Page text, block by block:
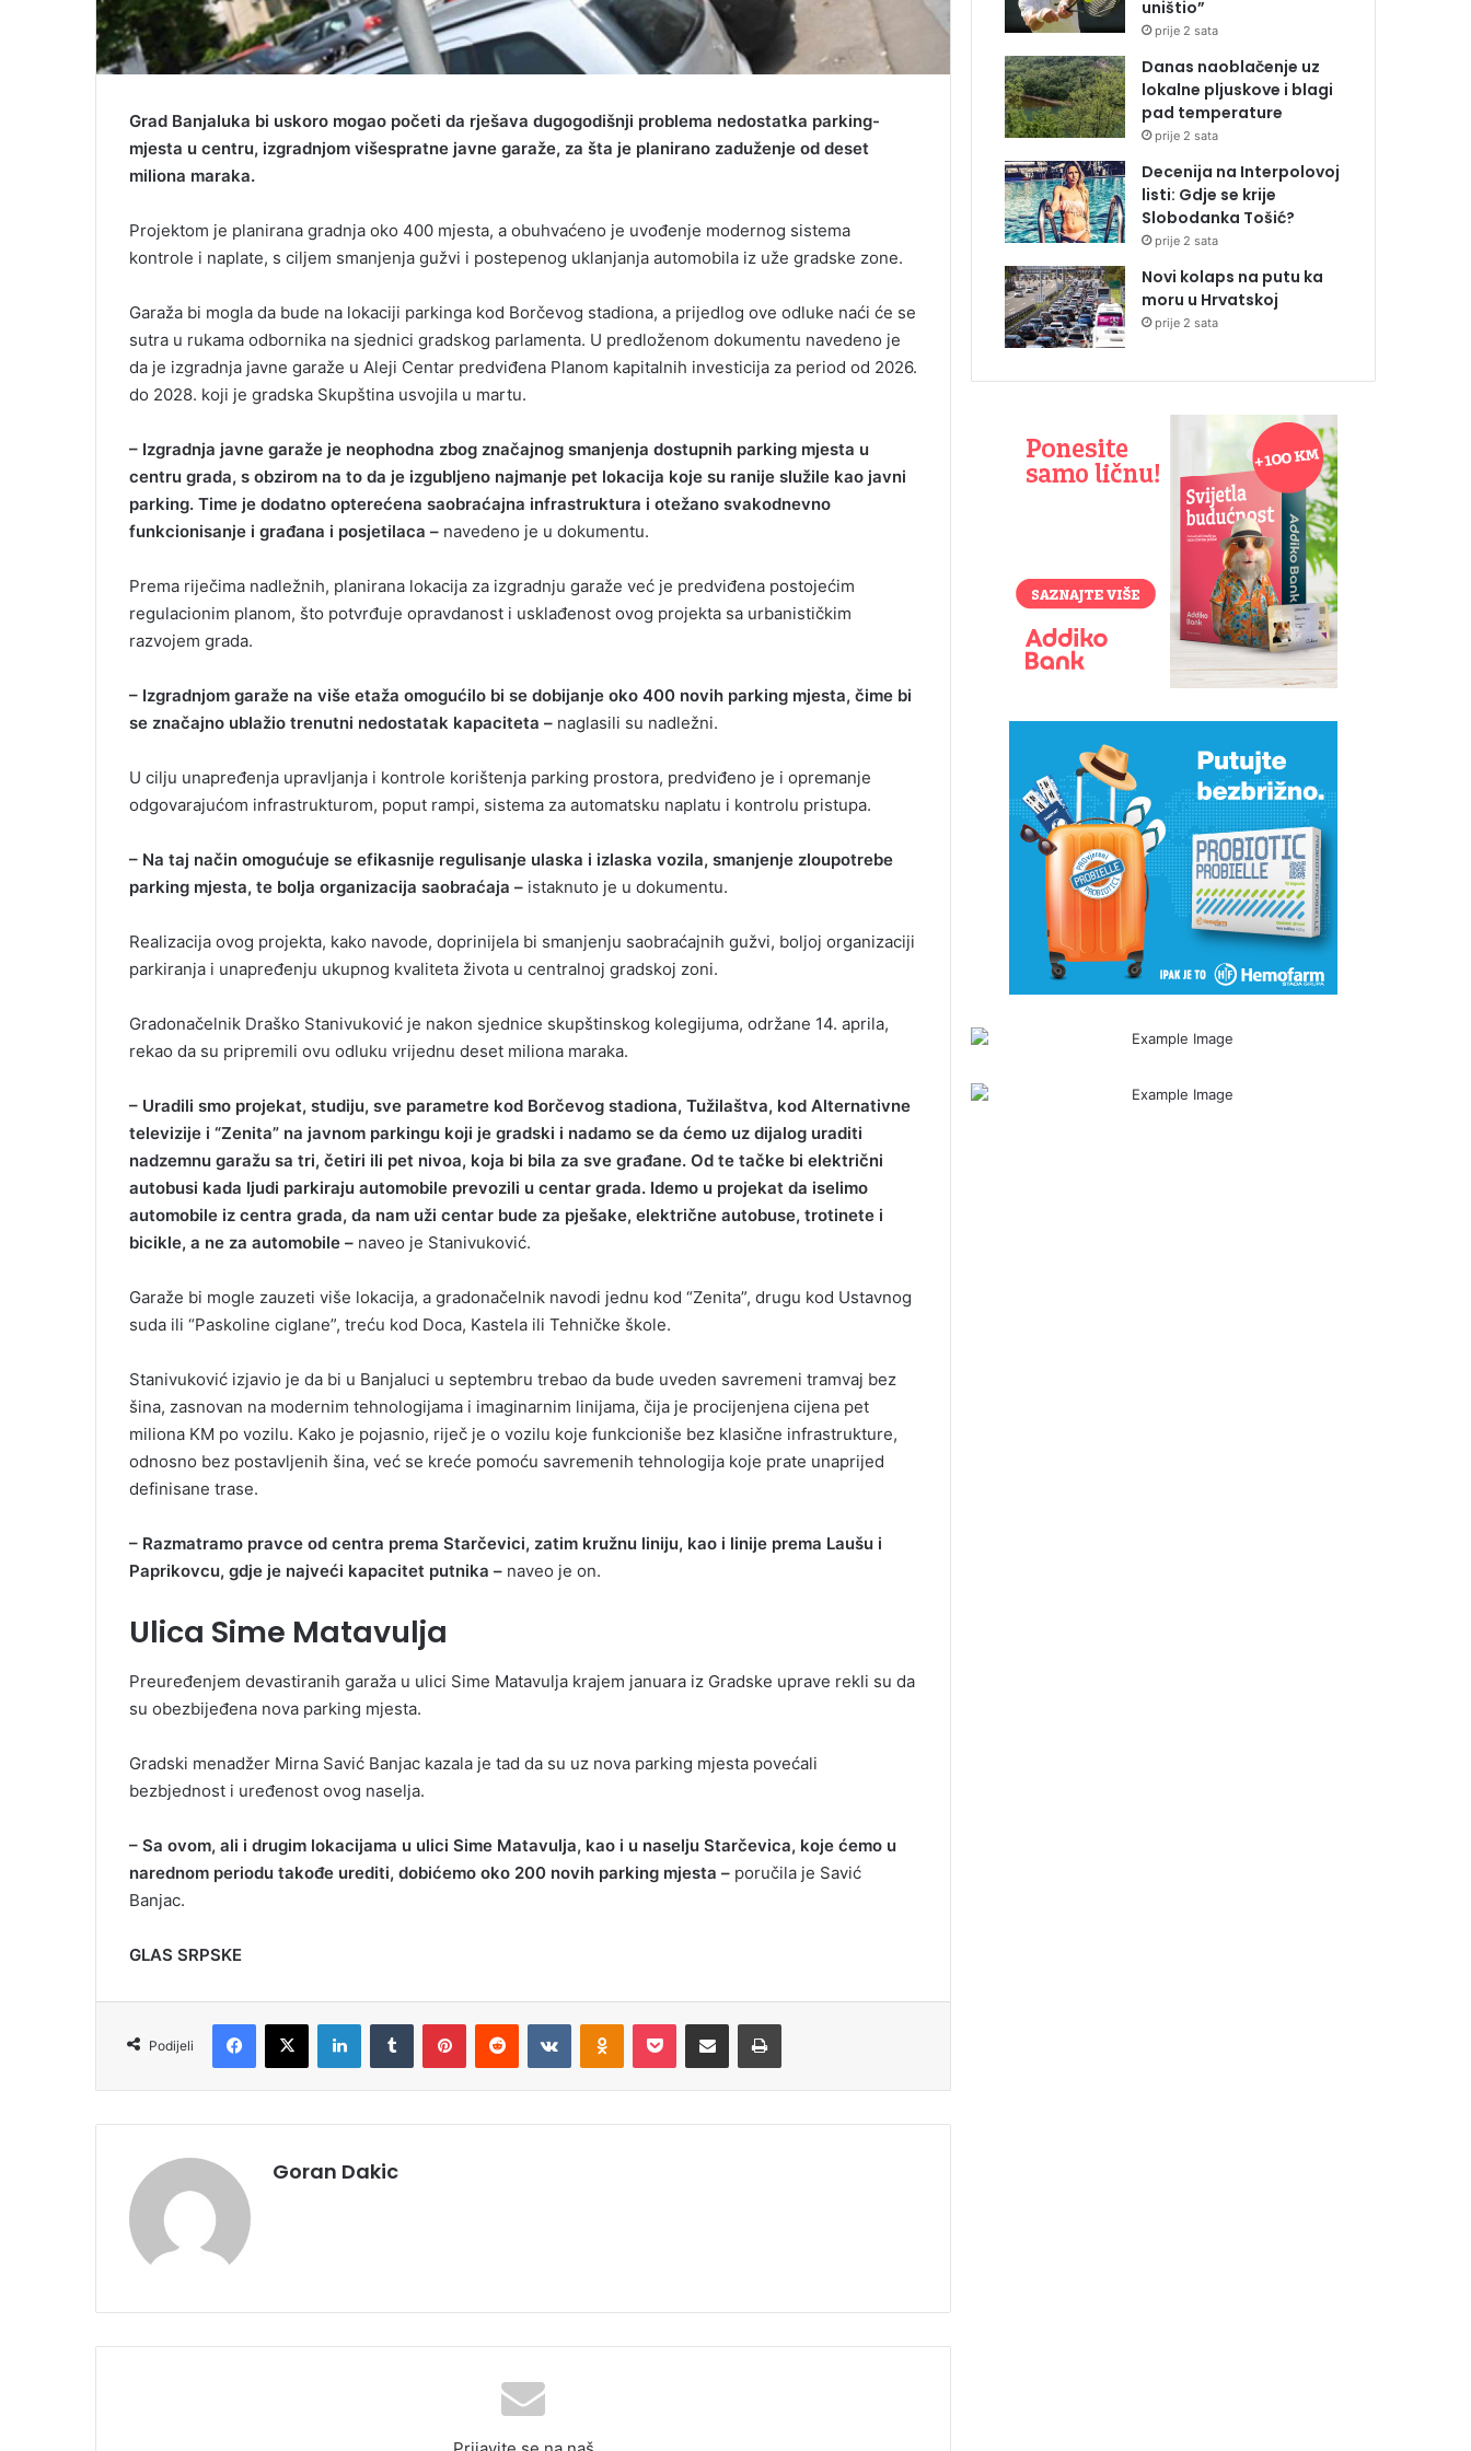
Grad Banjaluka bi uskoro mogao početi da rješava dugogodišnji problema nedostatka parking-
mjesta u centru, izgradnjom višespratne javne garaže, za šta je planirano zaduženje od deset
miliona maraka.
Projektom je planirana gradnja oko 400 mjesta, a obuhvaćeno je uvođenje modernog sistema
kontrole i naplate, s ciljem smanjenja gužvi i postepenog uklanjanja automobila iz uže gradske zone.
Garaža bi mogla da bude na lokaciji parkinga kod Borčevog stadiona, a prijedlog ove odluke naći će se
sutra u rukama odbornika na sjednici gradskog parlamenta. U predloženom dokumentu navedeno je
da je izgradnja javne garaže u Aleji Centar predviđena Planom kapitalnih investicija za period od 2026.
do 2028. koji je gradska Skupština usvojila u martu.
– Izgradnja javne garaže je neophodna zbog značajnog smanjenja dostupnih parking mjesta u
centru grada, s obzirom na to da je izgubljeno najmanje pet lokacija koje su ranije služile kao javni
parking. Time je dodatno opterećena saobraćajna infrastruktura i otežano svakodnevno
funkcionisanje i građana i posjetilaca – navedeno je u dokumentu.
Prema riječima nadležnih, planirana lokacija za izgradnju garaže već je predviđena postojećim
regulacionim planom, što potvrđuje opravdanost i usklađenost ovog projekta sa urbanističkim
razvojem grada.
– Izgradnjom garaže na više etaža omogućilo bi se dobijanje oko 400 novih parking mjesta, čime bi
se značajno ublažio trenutni nedostatak kapaciteta – naglasili su nadležni.
U cilju unapređenja upravljanja i kontrole korištenja parking prostora, predviđeno je i opremanje
odgovarajućom infrastrukturom, poput rampi, sistema za automatsku naplatu i kontrolu pristupa.
– Na taj način omogućuje se efikasnije regulisanje ulaska i izlaska vozila, smanjenje zloupotrebe
parking mjesta, te bolja organizacija saobraćaja – istaknuto je u dokumentu.
Realizacija ovog projekta, kako navode, doprinijela bi smanjenju saobraćajnih gužvi, boljoj organizaciji
parkiranja i unapređenju ukupnog kvaliteta života u centralnoj gradskoj zoni.
Gradonačelnik Draško Stanivuković je nakon sjednice skupštinskog kolegijuma, održane 14. aprila,
rekao da su pripremili ovu odluku vrijednu deset miliona maraka.
– Uradili smo projekat, studiju, sve parametre kod Borčevog stadiona, Tužilaštva, kod Alternativne
televizije i “Zenita” na javnom parkingu koji je gradski i nadamo se da ćemo uz dijalog uraditi
nadzemnu garažu sa tri, četiri ili pet nivoa, koja bi bila za sve građane. Od te tačke bi električni
autobusi kada ljudi parkiraju automobile prevozili u centar grada. Idemo u projekat da iselimo
automobile iz centra grada, da nam uži centar bude za pješake, električne autobuse, trotinete i
bicikle, a ne za automobile – naveo je Stanivuković.
Garaže bi mogle zauzeti više lokacija, a gradonačelnik navodi jednu kod “Zenita”, drugu kod Ustavnog
suda ili “Paskoline ciglane”, treću kod Doca, Kastela ili Tehničke škole.
Stanivuković izjavio je da bi u Banjaluci u septembru trebao da bude uveden savremeni tramvaj bez
šina, zasnovan na modernim tehnologijama i imaginarnim linijama, čija je procijenjena cijena pet
miliona KM po vozilu. Kako je pojasnio, riječ je o vozilu koje funkcioniše bez klasične infrastrukture,
odnosno bez postavljenih šina, već se kreće pomoću savremenih tehnologija koje prate unaprijed
definisane trase.
– Razmatramo pravce od centra prema Starčevici, zatim kružnu liniju, kao i linije prema Laušu i
Paprikovcu, gdje je najveći kapacitet putnika – naveo je on.
Ulica Sime Matavulja
Preuređenjem devastiranih garaža u ulici Sime Matavulja krajem januara iz Gradske uprave rekli su da
su obezbijeđena nova parking mjesta.
Gradski menadžer Mirna Savić Banjac kazala je tad da su uz nova parking mjesta povećali
bezbjednost i uređenost ovog naselja.
– Sa ovom, ali i drugim lokacijama u ulici Sime Matavulja, kao i u naselju Starčevica, koje ćemo u
narednom periodu takođe urediti, dobićemo oko 200 novih parking mjesta – poručila je Savić
Banjac.
GLAS SRPSKE
Podijeli
Goran Dakic
uništio”
prije 2 sata
Danas naoblačenje uz
lokalne pljuskove i blagi
pad temperature
prije 2 sata
Decenija na Interpolovoj
listi: Gdje se krije
Slobodanka Tošić?
prije 2 sata
Novi kolaps na putu ka
moru u Hrvatskoj
prije 2 sata